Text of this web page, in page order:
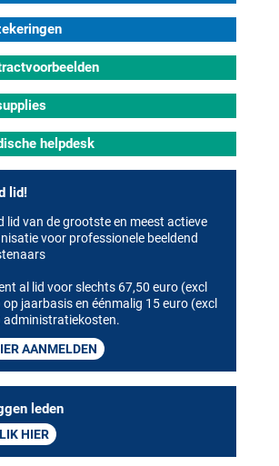
helpdesk
lid!
lid van de grootste en meest actieve
voor professionele beeldend
al lid voor slechts 67,50 euro (excl
jaarbasis en éénmalig 15 euro (excl
administratiekosten.
AANMELDEN
leden
HIER